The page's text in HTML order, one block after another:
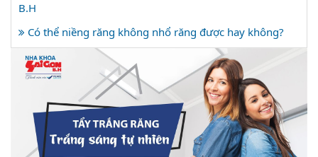
B.H
Có thể niềng răng không nhổ răng được hay không?